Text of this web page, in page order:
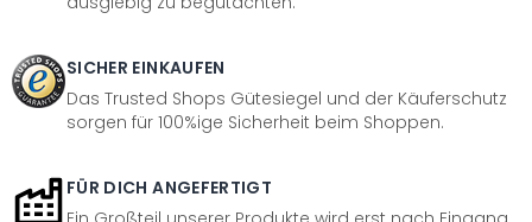
SICHER EINKAUFEN
Das Trusted Shops Gütesiegel und der Käuferschutz
sorgen für 100%ige Sicherheit beim Shoppen.
FÜR DICH ANGEFERTIGT